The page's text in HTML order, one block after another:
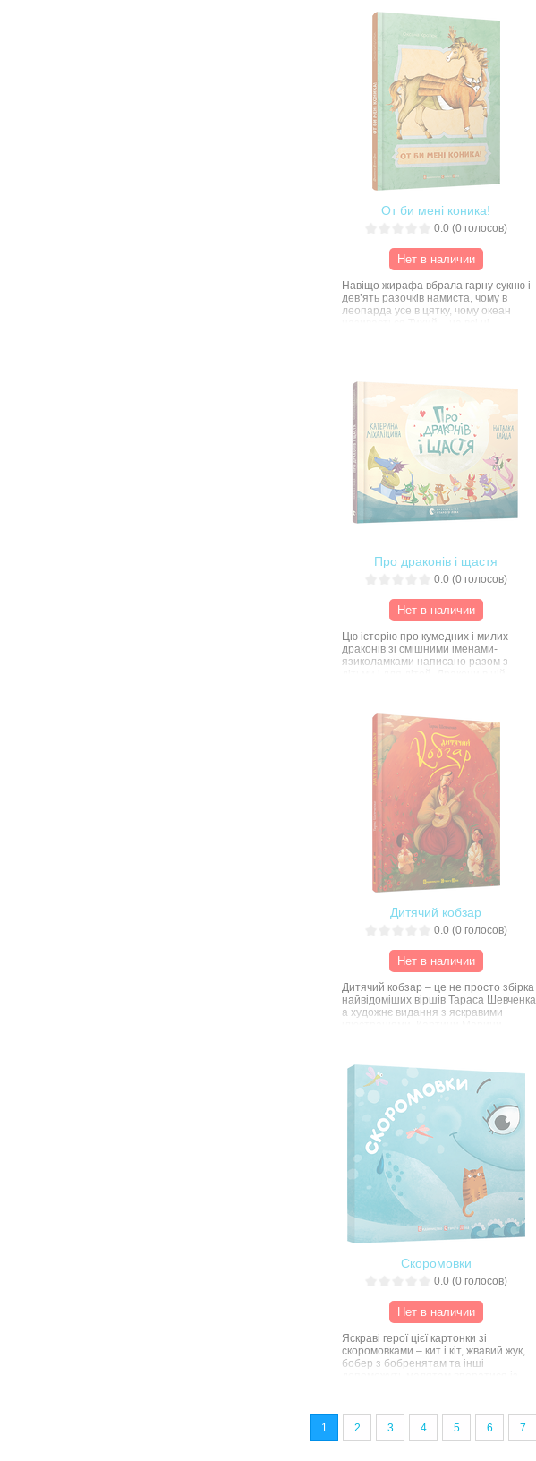
От би мені коника!
0.0 (0 голосов)
Нет в наличии
Навіщо жирафа вбрала гарну сукню і
дев’ять разочків намиста, чому в
леопарда усе в цятку, чому океан
Про драконів і щастя
0.0 (0 голосов)
Нет в наличии
Цю історію про кумедних і милих
драконів зі смішними іменами-
язиколамками написано разом з
зазирне в книжку, неодмінно їм
усміхнеться. А потім схопить ручку
або фломастер і візьметься
домальовувати те, що так завбачливо
не домалювала художниця.
Дитячий кобзар
0.0 (0 голосов)
Нет в наличии
Дитячий кобзар – це не просто збірка
найвідоміших віршів Тараса Шевченка,
а художнє видання з яскравими
як маленьких, так і великих читачів.
Тут і українське село з біленими
хатами, і козак, що збирається у довгу
дорогу, і, звичайно, кобзар, що на
кобзі грає та пісні про славетне
минуле наспівує.
Скоромовки
0.0 (0 голосов)
Нет в наличии
Яскраві герої цієї картонки зі
скоромовками – кит і кіт, жвавий жук,
бобер з бобренятам та інші
1 2 3 4 5 6 7